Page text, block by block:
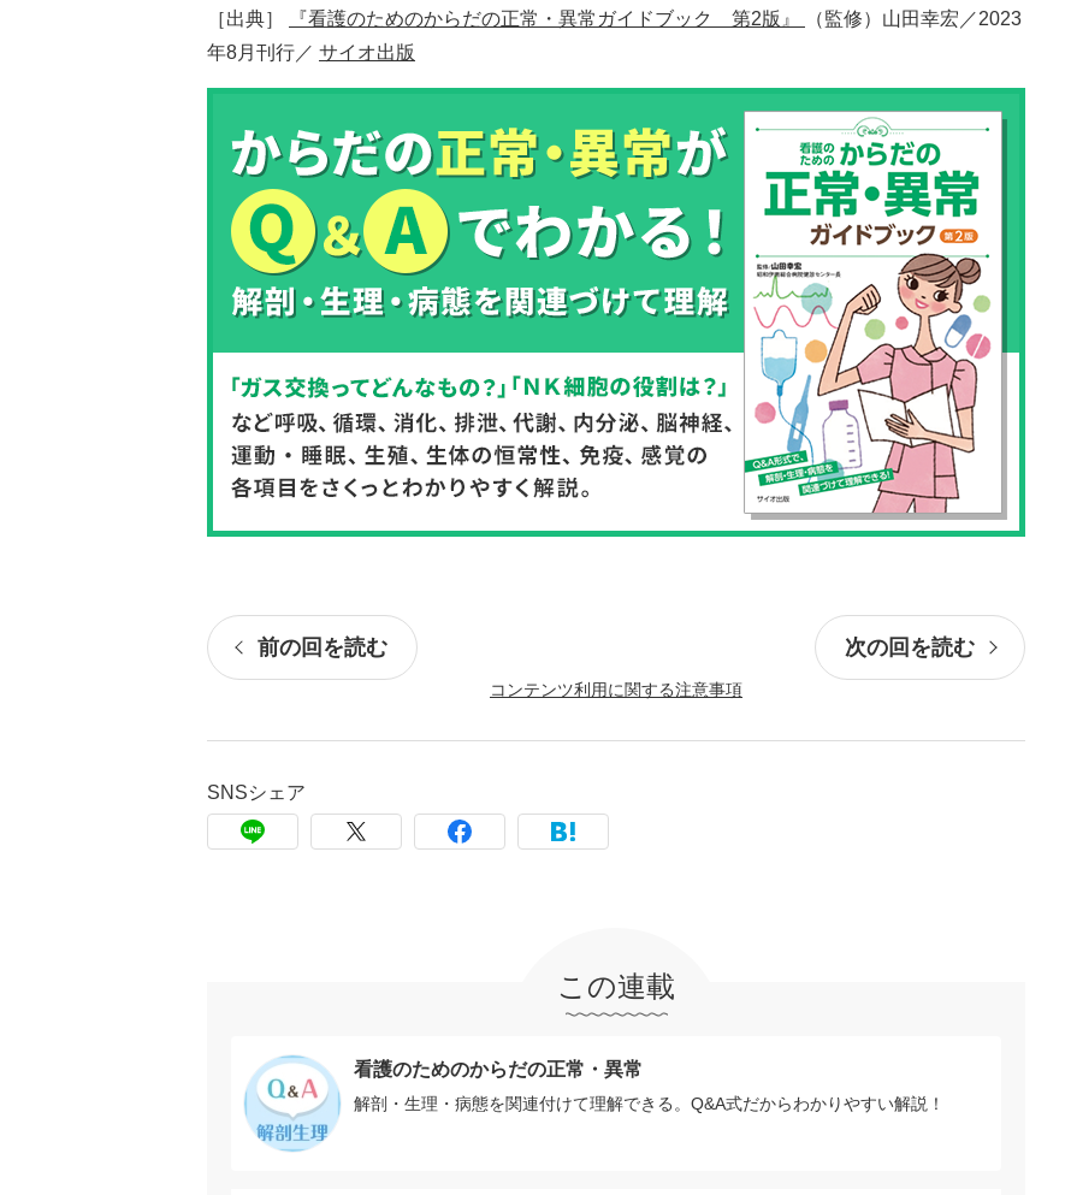
［出典］ 『看護のためのからだの正常・異常ガイドブック 第2版』
（監修）山田幸宏／2023
年8月刊行／ サイオ出版
前の回を読む 次の回を読む
コンテンツ利用に関する注意事項
SNSシェア
この連載
看護のためのからだの正常・異常
解剖・生理・病態を関連付けて理解できる。Q&A式だからわかりやすい解説！